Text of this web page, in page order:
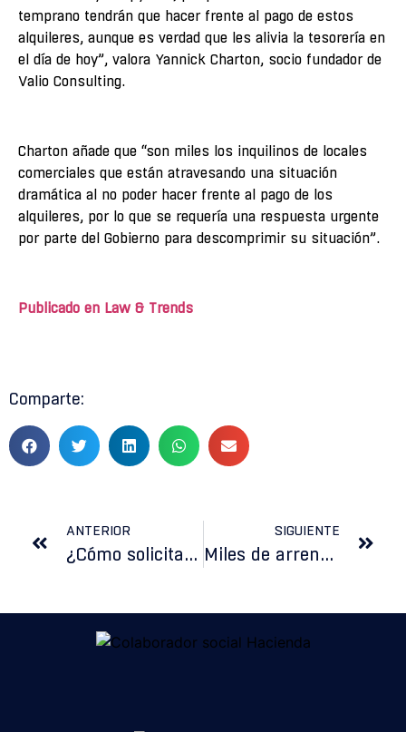
temprano tendrán que hacer frente al pago de estos
alquileres, aunque es verdad que les alivia la tesorería en
el día de hoy”, valora Yannick Charton, socio fundador de
Valio Consulting.
Charton añade que “son miles los inquilinos de locales
comerciales que están atravesando una situación
dramática al no poder hacer frente al pago de los
alquileres, por lo que se requería una respuesta urgente
por parte del Gobierno para descomprimir su situación”.
Publicado en Law & Trends
Comparte:
ANTERIOR
¿Cómo solicitar la prestación a autónomos afectados por el coronavirus?
SIGUIENTE
Miles de arrendatarios de locales comerciales en toda España están atravesando una “situación dramática” por no poder afrontar los pagos de los alquileres